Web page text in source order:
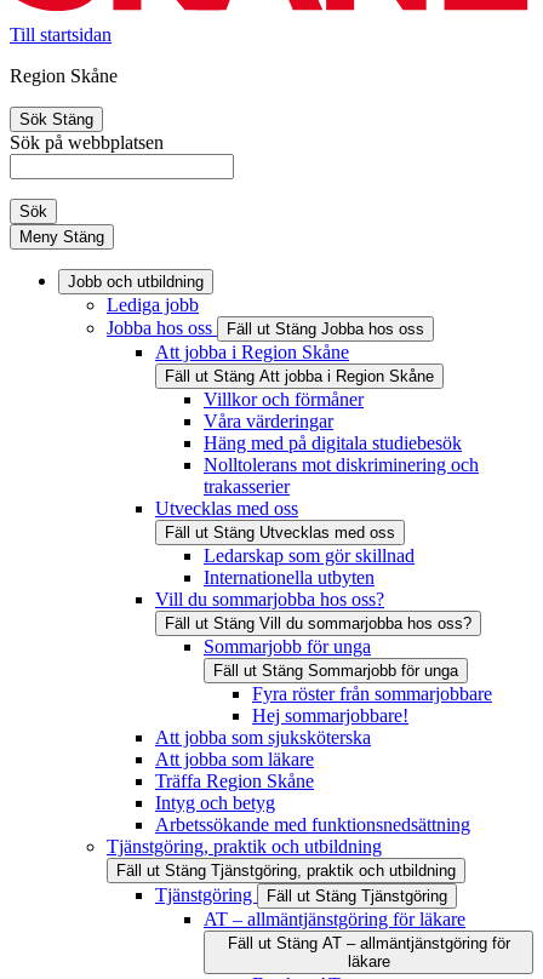
Till startsidan
Region Skåne
Sök Stäng
Sök på webbplatsen
Sök
Meny Stäng
Jobb och utbildning
Lediga jobb
Jobba hos oss
Fäll ut Stäng Jobba hos oss
Att jobba i Region Skåne
Fäll ut Stäng Att jobba i Region Skåne
Villkor och förmåner
Våra värderingar
Häng med på digitala studiebesök
Nolltolerans mot diskriminering och
trakasserier
Utvecklas med oss
Fäll ut Stäng Utvecklas med oss
Ledarskap som gör skillnad
Internationella utbyten
Vill du sommarjobba hos oss?
Fäll ut Stäng Vill du sommarjobba hos oss?
Sommarjobb för unga
Fäll ut Stäng Sommarjobb för unga
Fyra röster från sommarjobbare
Hej sommarjobbare!
Att jobba som sjuksköterska
Att jobba som läkare
Träffa Region Skåne
Intyg och betyg
Arbetssökande med funktionsnedsättning
Tjänstgöring, praktik och utbildning
Fäll ut Stäng Tjänstgöring, praktik och utbildning
Tjänstgöring Fäll ut Stäng Tjänstgöring
AT – allmäntjänstgöring för läkare
Fäll ut Stäng AT – allmäntjänstgöring för
läkare